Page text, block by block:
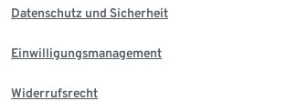
Datenschutz und Sicherheit
Einwilligungsmanagement
Widerrufsrecht